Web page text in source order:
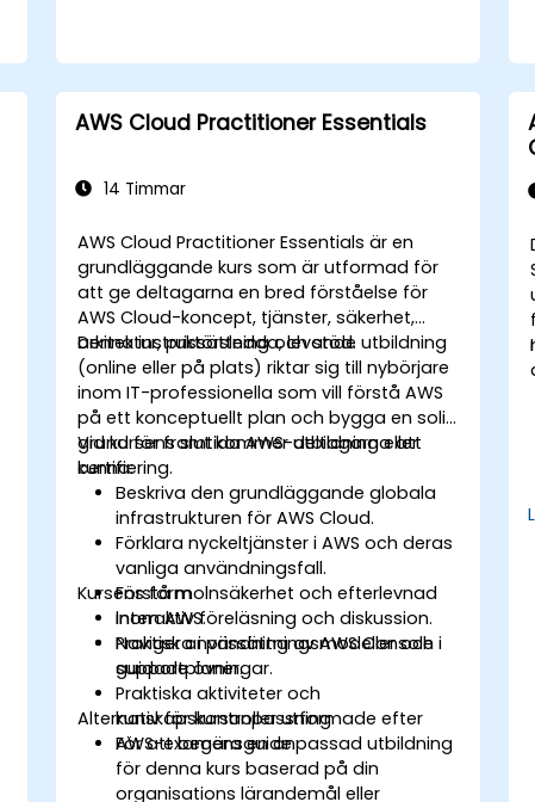
AWS Cloud Practitioner Essentials
14 Timmar
AWS Cloud Practitioner Essentials är en
grundläggande kurs som är utformad för
att ge deltagarna en bred förståelse för
AWS Cloud-koncept, tjänster, säkerhet,
arkitektur, prissättning och stöd.
Denna instruktörsledda, levande utbildning
(online eller på plats) riktar sig till nybörjare
inom IT-professionella som vill förstå AWS
på ett konceptuellt plan och bygga en solid
grund för framtida AWS-utbildning eller
certifiering.
Vid kursens slut kommer deltagarna att
kunna:
Beskriva den grundläggande globala
infrastrukturen för AWS Cloud.
Förklara nyckeltjänster i AWS och deras
vanliga användningsfall.
Förstå molnsäkerhet och efterlevnad
inom AWS.
Navigera i prissättningsmodeller och
supportplaner.
Kursens form
Interaktiv föreläsning och diskussion.
Praktisk användning av AWS Console i
guidade övningar.
Praktiska aktiviteter och
kunskapskontroller utformade efter
AWS-examensguide.
Alternativ för kursanpassning
För att begära en anpassad utbildning
för denna kurs baserad på din
organisations lärandemål eller